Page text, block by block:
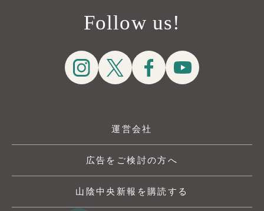
Follow us!
運営会社
広告をご検討の方へ
山陰中央新報を購読する